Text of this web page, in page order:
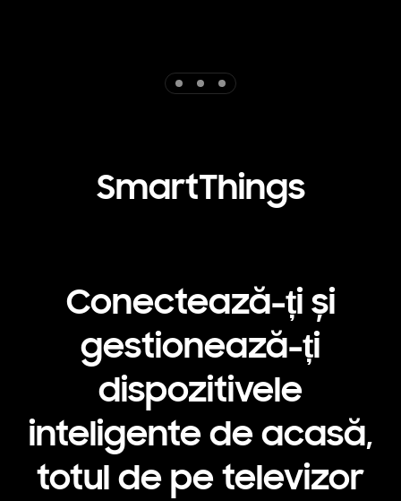
SmartThings
Conectează-ți și
gestionează-ți
dispozitivele
inteligente de acasă,
totul de pe televizor